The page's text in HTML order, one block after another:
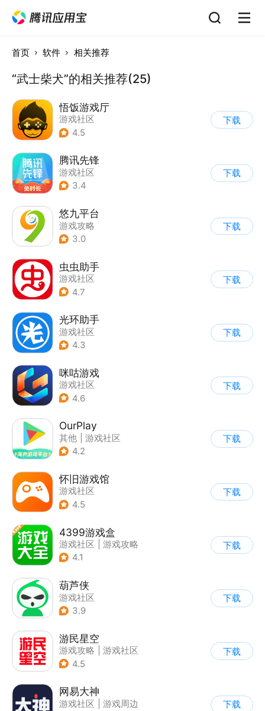
首页 软件 相关推荐
“武士柴犬”的相关推荐(25)
悟饭游戏厅
游戏社区
4.5
下载
腾讯先锋
游戏社区
3.4
下载
悠九平台
游戏攻略
3.0
下载
虫虫助手
游戏社区
4.7
下载
光环助手
游戏社区
4.3
下载
咪咕游戏
游戏社区
4.6
下载
OurPlay
其他
游戏社区
4.2
下载
怀旧游戏馆
游戏社区
4.5
下载
4399游戏盒
游戏社区
游戏攻略
4.1
下载
葫芦侠
游戏社区
3.9
下载
游民星空
游戏攻略
游戏社区
4.5
下载
网易大神
游戏社区
游戏周边
下载